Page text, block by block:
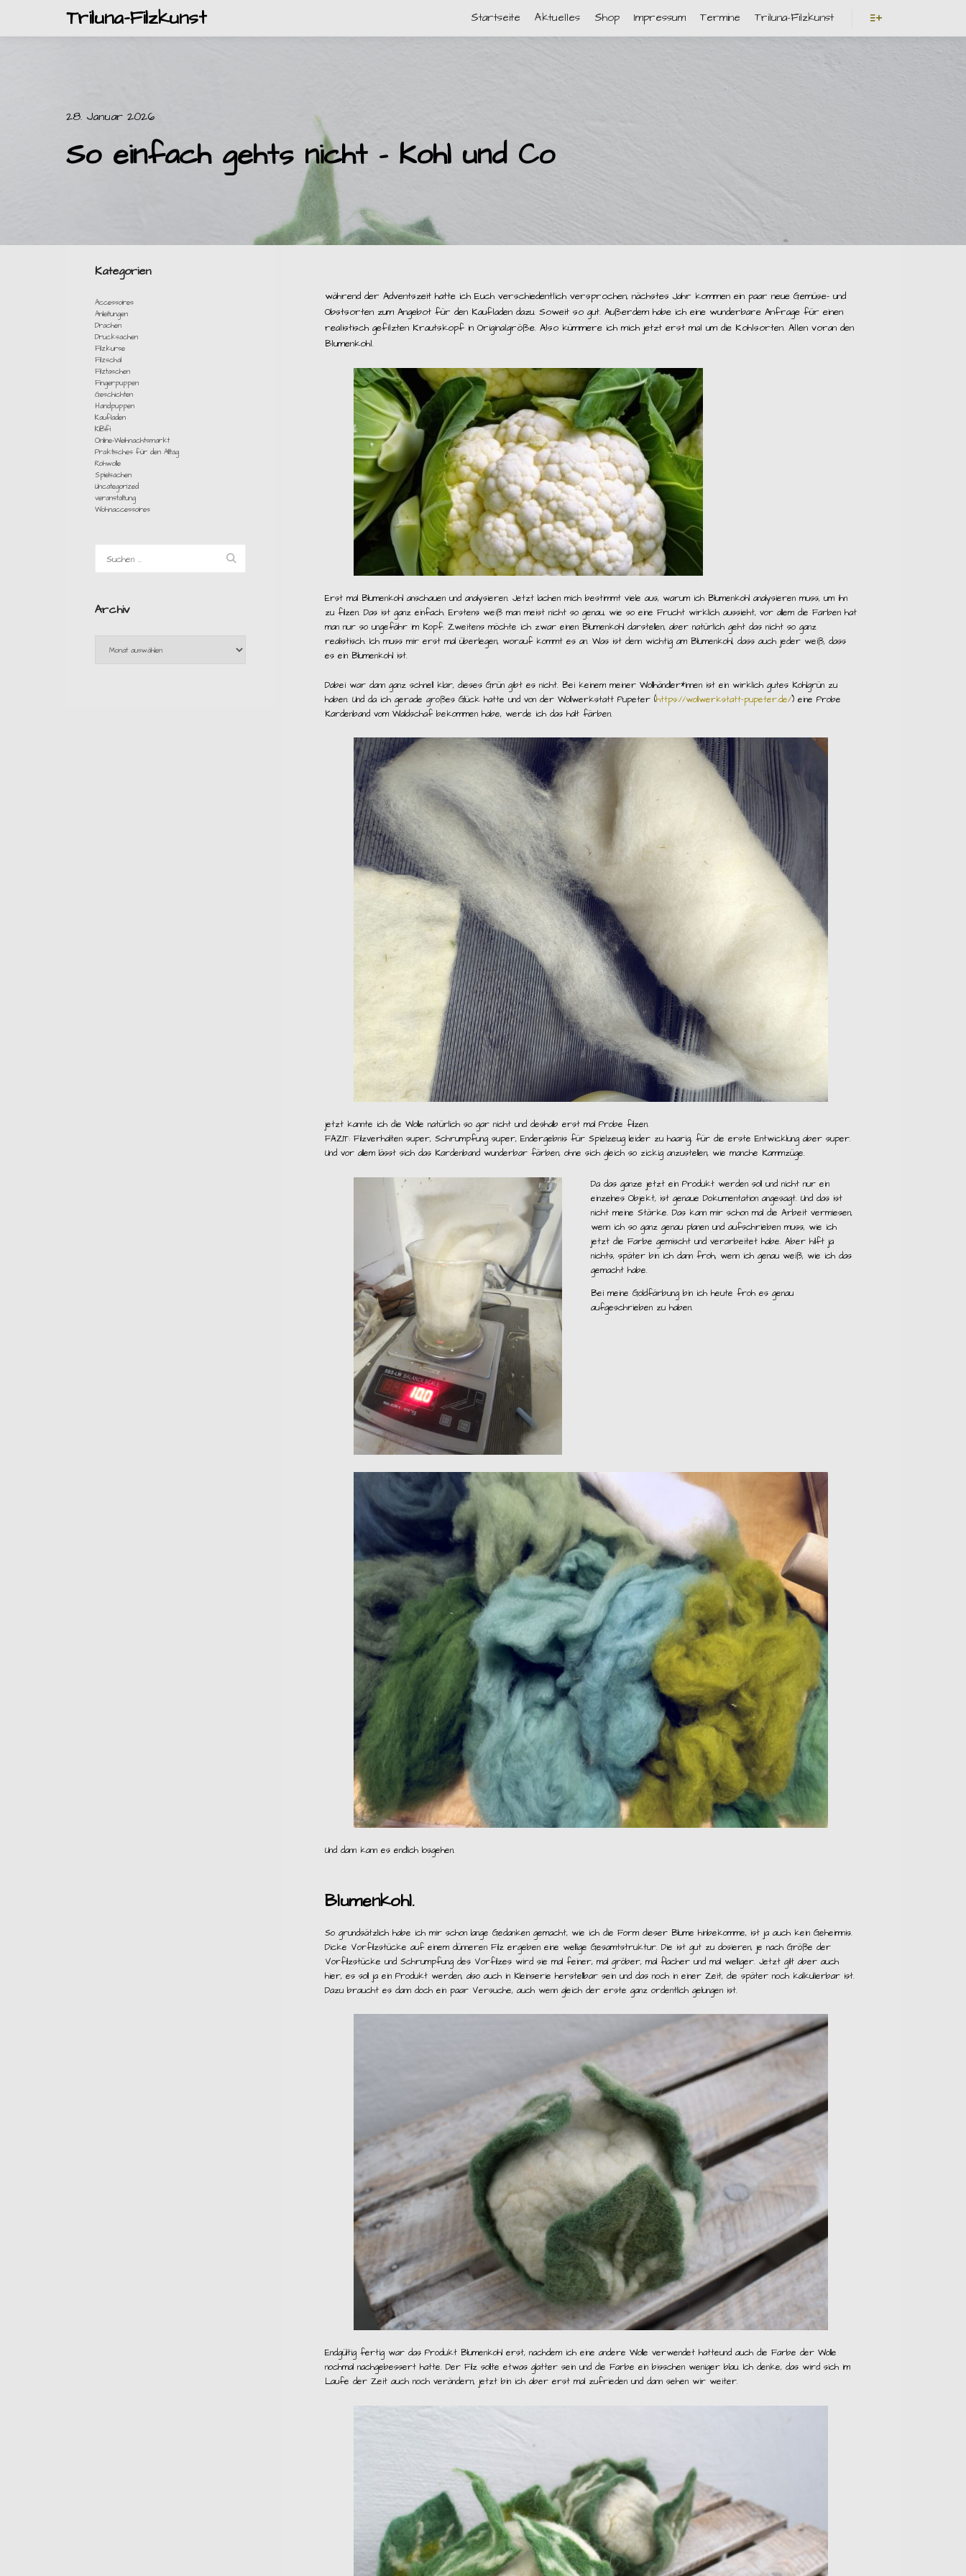
Triluna-Filzkunst Startseite Aktuelles Shop Impressum Termine Triluna-Filzkunst
Weitere
28. Januar 2026
So einfach gehts nicht – Kohl und Co
während der Adventszeit hatte ich Euch verschiedentlich versprochen, nächstes Jahr kommen ein paar neue Gemüse- und
Obstsorten zum Angebot für den Kaufladen dazu. Soweit so gut. Außerdem habe ich eine wunderbare Anfrage für einen
realistisch gefilzten Krautskopf in Originalgröße. Also kümmere ich mich jetzt erst mal um die Kohlsorten. Allen voran den
Blumenkohl.
Erst mal Blumenkohl anschauen und analysieren. Jetzt lachen mich bestimmt viele aus, warum ich Blumenkohl analysieren muss, um ihn
zu filzen. Das ist ganz einfach. Erstens weiß man meist nicht so genau, wie so eine Frucht wirklich aussieht, vor allem die Farben hat
man nur so ungefähr im Kopf. Zweitens möchte ich zwar einen Blumenkohl darstellen, aber natürlich geht das nicht so ganz
realistisch. Ich muss mir erst mal überlegen, worauf kommt es an. Was ist denn wichtig am Blumenkohl, dass auch jeder weiß, dass
es ein Blumenkohl ist.
Dabei war dann ganz schnell klar, dieses Grün gibt es nicht. Bei keinem meiner Wollhändler*innen ist ein wirklich gutes Kohlgrün zu
haben. Und da ich gerade großes Glück hatte und von der Wollwerkstatt Pupeter (https://wollwerkstatt-pupeter.de/) eine Probe
Kardenband vom Waldschaf bekommen habe, werde ich das halt färben.
jetzt kannte ich die Wolle natürlich so gar nicht und deshalb erst mal Probe filzen.
FAZIT: Filzverhalten super, Schrumpfung super, Endergebnis für Spielzeug leider zu haarig, für die erste Entwicklung aber super.
Und vor allem lässt sich das Kardenband wunderbar färben, ohne sich gleich so zickig anzustellen, wie manche Kammzüge.
Da das ganze jetzt ein Produkt werden soll und nicht nur ein
einzelnes Objekt, ist genaue Dokumentation angesagt. Und das ist
nicht meine Stärke. Das kann mir schon mal die Arbeit vermiesen,
wenn ich so ganz genau planen und aufschrieben muss, wie ich
jetzt die Farbe gemischt und verarbeitet habe. Aber hilft ja
nichts, später bin ich dann froh, wenn ich genau weiß, wie ich das
gemacht habe.
Bei meine Goldfärbung bin ich heute froh es genau
aufgeschrieben zu haben.
Und dann kann es endlich losgehen.
Blumenkohl.
So grundsätzlich habe ich mir schon lange Gedanken gemacht, wie ich die Form dieser Blume hinbekomme, ist ja auch kein Geheimnis.
Dicke Vorfilzstücke auf einem dünneren Filz ergeben eine wellige Gesamtstruktur. Die ist gut zu dosieren, je nach Größe der
Vorfilzstücke und Schrumpfung des Vorfilzes wird sie mal feiner, mal gröber, mal flacher und mal welliger. Jetzt gilt aber auch
hier, es soll ja ein Produkt werden, also auch in Kleinserie herstellbar sein und das noch in einer Zeit, die später noch kalkulierbar ist.
Dazu braucht es dann doch ein paar Versuche, auch wenn gleich der erste ganz ordentlich gelungen ist.
Endgültig fertig war das Produkt Blumenkohl erst, nachdem ich eine andere Wolle verwendet hatteund auch die Farbe der Wolle
nochmal nachgebessert hatte. Der Filz sollte etwas glatter sein und die Farbe ein bisschen weniger blau. Ich denke, das wird sich im
Laufe der Zeit auch noch verändern, jetzt bin ich aber erst mal zufrieden und dann sehen wir weiter.
Kategorien
Accessoires
Anleitungen
Drachen
Drucksachen
Filzkurse
Filzschal
Filztaschen
Fingerpuppen
Geschichten
Handpuppen
Kaufladen
KiBifi
Online-Weihnachtsmarkt
Praktisches für den Alltag
Rohwolle
Spielsachen
Uncategorized
veranstaltung
Wohnaccessoires
Archiv